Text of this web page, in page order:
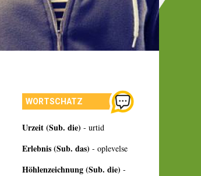
WORTSCHATZ
Urzeit (Sub. die) - urtid
Erlebnis (Sub. das) - oplevelse
Höhlenzeichnung (Sub. die) -